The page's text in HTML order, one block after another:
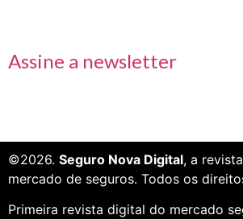
Assine a newsletter
©2026. Seguro Nova Digital, a
mercado de seguros. Todos os
Primeira revista digital do mercado